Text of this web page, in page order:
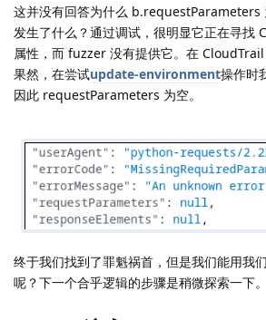
这并没有回答为什么 b.requestParameters
发生了什么？通过调试，很明显它正在寻找
属性，而 fuzzer 没有提供它。在 CloudTrail
果然，在尝试update-environment操作时
因此 requestParameters 为空。
终于我们找到了罪魁祸首，但是我们能用我
呢？下一个合乎逻辑的步骤是稍微探索一下。